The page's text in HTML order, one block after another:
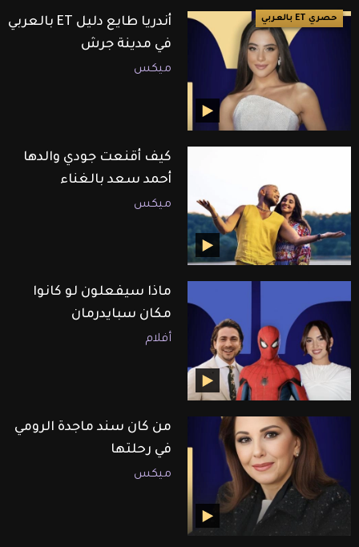
حصري ET بالعربي
أندريا طايع دليل ET بالعربي
في مدينة جرش
ميكس
كيف أقنعت جودي والدها
أحمد سعد بالغناء
ميكس
ماذا سيفعلون لو كانوا
مكان سبايدرمان
أفلام
من كان سند ماجدة الرومي
في رحلتها
ميكس